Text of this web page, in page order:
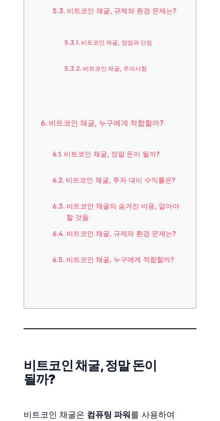
비트코인 채굴, 규제와 환경 문제는?
비트코인 채굴, 장점과 단점
비트코인 채굴, 주의사항
비트코인 채굴, 누구에게 적합할까?
비트코인 채굴, 정말 돈이 될까?
비트코인 채굴, 투자 대비 수익률은?
비트코인 채굴의 숨겨진 비용, 알아야
할 것들
비트코인 채굴, 규제와 환경 문제는?
비트코인 채굴, 누구에게 적합할까?
비트코인 채굴, 정말 돈이
될까?
비트코인 채굴은 컴퓨팅 파워 를 사용하여